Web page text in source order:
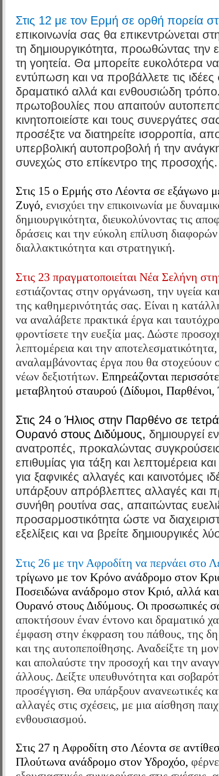
Στις 12 με τον Ερμή σε ορθή πορεία
επικοινωνία σας θα επικεντρώνεται
τη δημιουργικότητα, προωθώντας την
τη γοητεία. Θα μπορείτε ευκολότερα
εντύπωση και να προβάλλετε τις
δραματικό αλλά και ενθουσιώδη
πρωτοβουλίες που απαιτούν
κινητοποιείστε και τους συνεργάτες
προσέξτε να διατηρείτε ισορροπία,
υπερβολική αυτοπροβολή ή την
συνεχώς στο επίκεντρο της προσοχής.
Στις 15 ο Ερμής στο Λέοντα σε εξάγωνο
Ζυγό, ενισχύει την επικοινωνία με
δημιουργικότητα, διευκολύνοντας τις
δράσεις και την εύκολη επίλυση
διαλλακτικότητα και στρατηγική.
Στις 23 πραγματοποιείται Νέα Σελήνη
εστιάζοντας στην οργάνωση, την υγεία
της καθημερινότητάς σας. Είναι η
να αναλάβετε πρακτικά έργα και
φροντίσετε την ευεξία μας. Δώστε
λεπτομέρεια και την αποτελεσματικότητα,
αναλαμβάνοντας έργα που θα στοχεύουν
νέων δεξιοτήτων. Επηρεάζονται
μεταβλητού σταυρού (Δίδυμοι, Παρθένοι,
Στις 24 ο Ήλιος στην Παρθένο σε
Ουρανό στους Διδύμους, δημιουργεί
ανατροπές, προκαλώντας
επιθυμίας για τάξη και λεπτομέρεια
για ξαφνικές αλλαγές και καινοτόμες
υπάρξουν απρόβλεπτες αλλαγές και
συνήθη ρουτίνα σας, απαιτώντας
προσαρμοστικότητα ώστε να
εξελίξεις και να βρείτε δημιουργικές
Στις 26 με την Αφροδίτη να περνάει στο
τρίγωνο με τον Κρόνο ανάδρομο στον
Ποσειδώνα ανάδρομο στον Κριό, αλλά
Ουρανό στους Διδύμους. Οι προσωπικές
αποκτήσουν έναν έντονο και δραματικό
έμφαση στην έκφραση του πάθους, της
και της αυτοπεποίθησης. Αναδείξτε τη
και απολαύστε την προσοχή και την
άλλους. Δείξτε υπευθυνότητα και
προσέγγιση. Θα υπάρξουν ανανεωτικές
αλλαγές στις σχέσεις, με μια αίσθηση
ενθουσιασμού.
Στις 27 η Αφροδίτη στο Λέοντα σε
Πλούτωνα ανάδρομο στον Υδροχόο,